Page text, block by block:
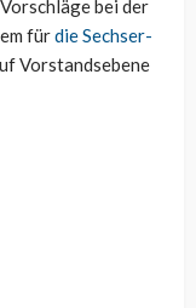
bei der
fürdie Sechser-
Vorstandsebene